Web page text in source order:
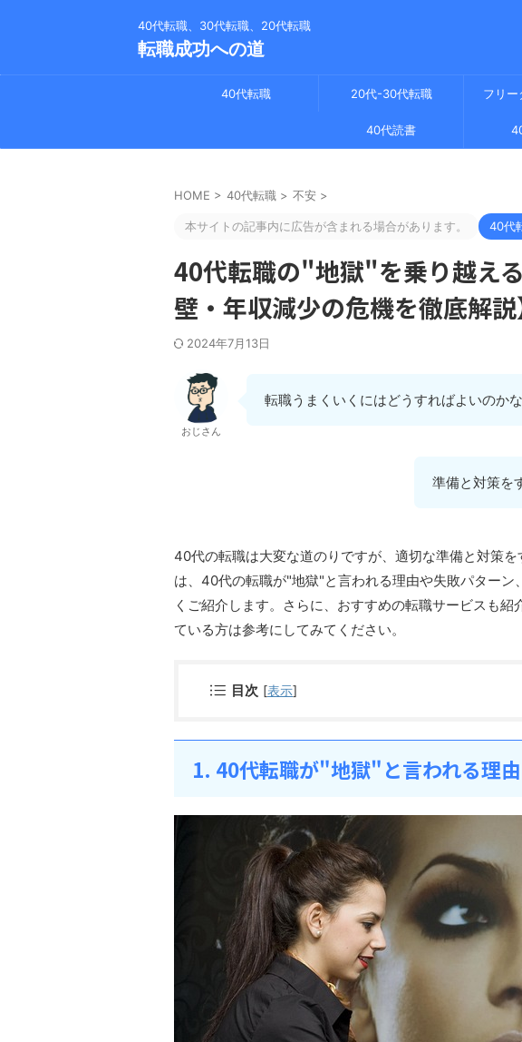
40代転職、30代転職、20代転職
転職成功への道
40代転職 20代-30代転職 フリー
40代読書
HOME > 40代転職 > 不安 >
本サイトの記事内に広告が含まれる場合があります。 40代
40代転職の"地獄"を乗り越え
壁・年収減少の危機を徹底解説
2024年7月13日
おじさん
転職うまくいくにはどうすればよいのかな
準備と対策を
40代の転職は大変な道のりですが、適切な準備と対策
は、40代の転職が"地獄"と言われる理由や失敗パターン
くご紹介します。さらに、おすすめの転職サービスも
ている方は参考にしてみてください。
目次 [表示]
1. 40代転職が"地獄"と言われる理由